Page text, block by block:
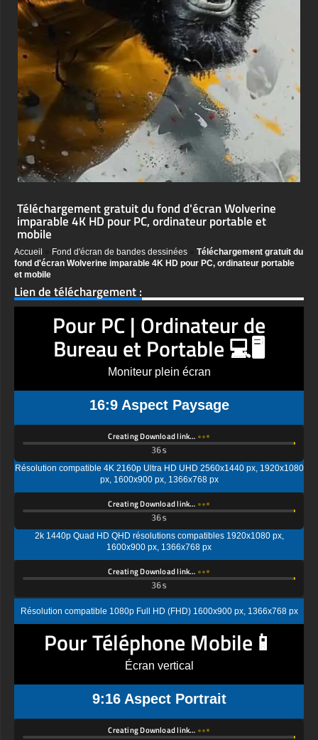
Téléchargement gratuit du fond d'écran Wolverine
imparable 4K HD pour PC, ordinateur portable et
mobile
Accueil Fond d'écran de bandes dessinées
Téléchargement gratuit du
fond d'écran Wolverine imparable 4K HD pour PC, ordinateur portable
et mobile
Lien de téléchargement :
Pour PC | Ordinateur de
Bureau et Portable 💻🖥️
Moniteur plein écran
16:9 Aspect Paysage
Creating Download link…
Résolution compatible 4K 2160p Ultra HD UHD 2560x1440 px, 1920x1080
px, 1600x900 px, 1366x768 px
Creating Download link…
2k 1440p Quad HD QHD résolutions compatibles 1920x1080 px,
Creating Download link…
Résolution compatible 1080p Full HD (FHD) 1600x900 px, 1366x768 px
Pour Téléphone Mobile📱
Écran vertical
9:16 Aspect Portrait
Creating Download link…
Écran standard Ultra HD (UHD), résolution compatible 4K UHD (2K par 4K)
1440x2560 px, 1080x1920px, 720 x 1280 px